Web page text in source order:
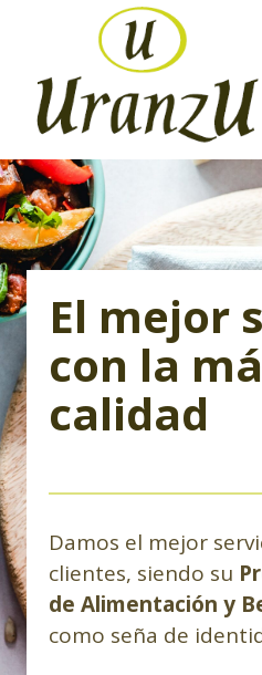
contenido
El mejor
con la
calidad
Damos el mejor
clientes, siendo su
de Alimentación y
como seña de